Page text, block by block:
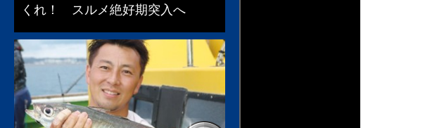
くれ！ スルメ絶好期突入へ